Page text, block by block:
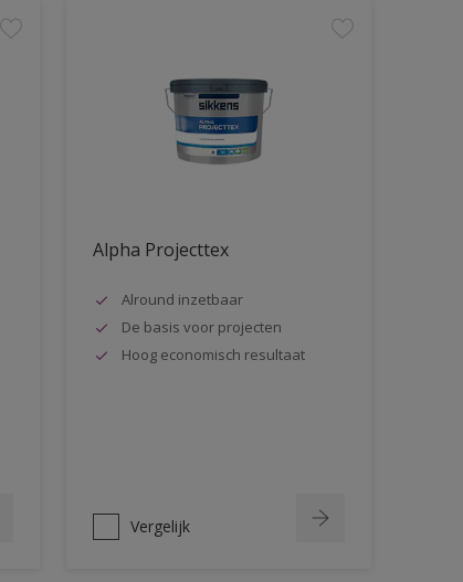
Alpha Projecttex
Alround inzetbaar
De basis voor projecten
Hoog economisch resultaat
Vergelijk